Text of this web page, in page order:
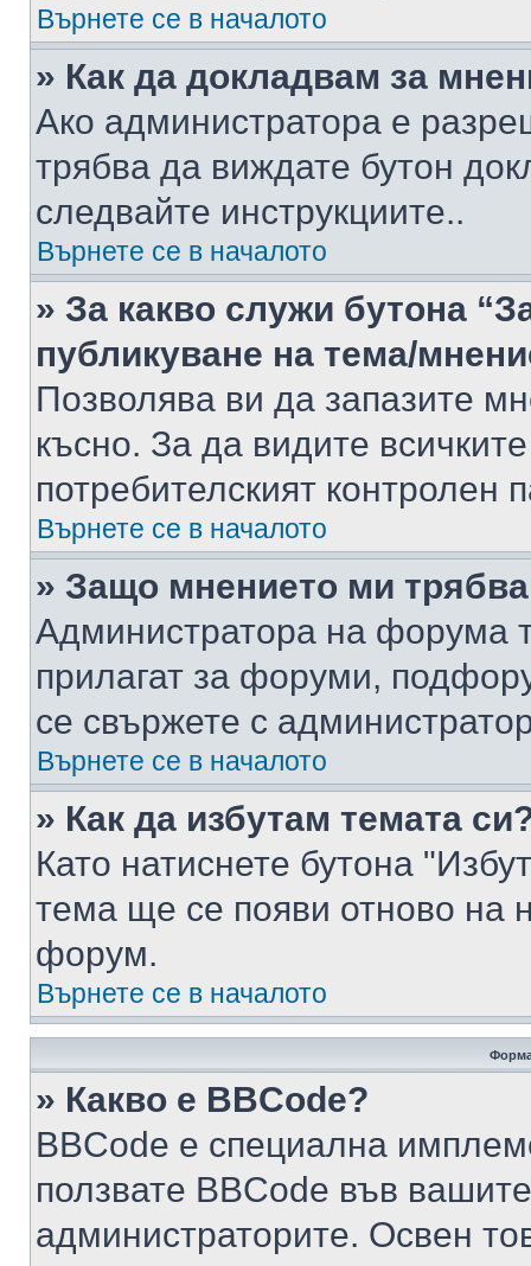
Върнете се в началото
» Как да докладвам за
Ако администратора е
трябва да виждате бутон
следвайте инструкциите..
Върнете се в началото
» За какво служи бутона
публикуване на тема/
Позволява ви да запазите
късно. За да видите
потребителският контролен
Върнете се в началото
» Защо мнението ми
Администратора на форума
прилагат за форуми,
се свържете с
Върнете се в началото
» Как да избутам темата
Като натиснете бутона
тема ще се появи отново на
форум.
Върнете се в началото
» Какво е BBCode?
BBCode е специална
ползвате BBCode във
администраторите. Освен